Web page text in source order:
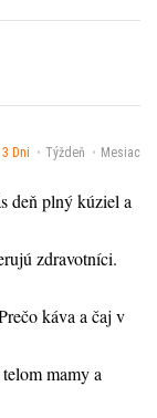
3 Dni Týždeň Mesiac
deň plný kúziel a
zdravotníci.
káva a čaj v
mamy a